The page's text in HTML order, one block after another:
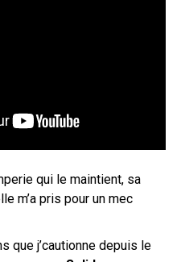
qui le maintient, sa
m’a pris pour un mec
que j’cautionne depuis le